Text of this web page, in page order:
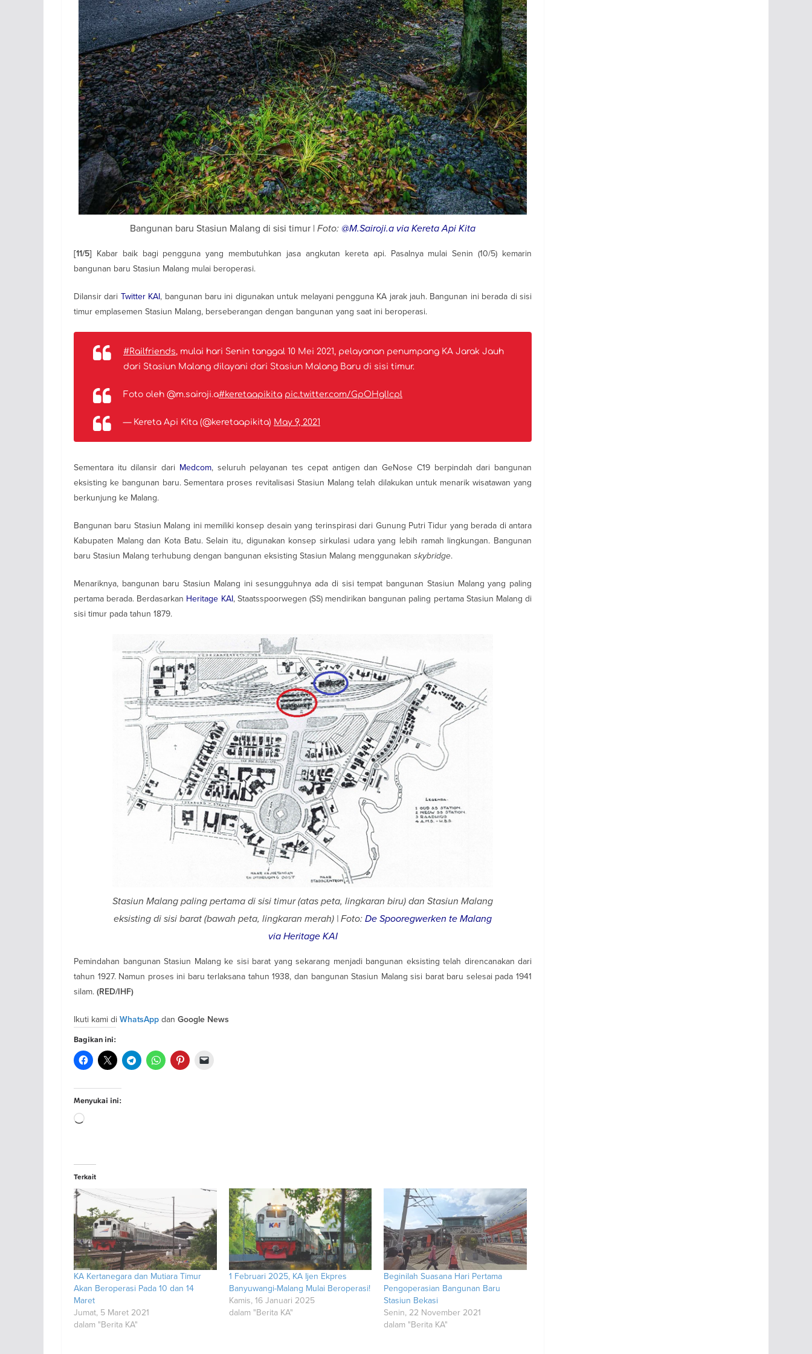
Bangunan baru Stasiun Malang di sisi timur | Foto: @M.Sairoji.a via Kereta Api Kita
[11/5] Kabar baik bagi pengguna yang membutuhkan jasa angkutan kereta api. Pasalnya mulai Senin (10/5) kemarin
bangunan baru Stasiun Malang mulai beroperasi.
Dilansir dari Twitter KAI, bangunan baru ini digunakan untuk melayani pengguna KA jarak jauh. Bangunan ini berada di sisi
timur emplasemen Stasiun Malang, berseberangan dengan bangunan yang saat ini beroperasi.
#Railfriends, mulai hari Senin tanggal 10 Mei 2021, pelayanan penumpang KA Jarak Jauh
dari Stasiun Malang dilayani dari Stasiun Malang Baru di sisi timur.
Foto oleh @m.sairoji.a#keretaapikita pic.twitter.com/GpOHglIcpl
— Kereta Api Kita (@keretaapikita) May 9, 2021
Sementara itu dilansir dari Medcom, seluruh pelayanan tes cepat antigen dan GeNose C19 berpindah dari bangunan
eksisting ke bangunan baru. Sementara proses revitalisasi Stasiun Malang telah dilakukan untuk menarik wisatawan yang
berkunjung ke Malang.
Bangunan baru Stasiun Malang ini memiliki konsep desain yang terinspirasi dari Gunung Putri Tidur yang berada di antara
Kabupaten Malang dan Kota Batu. Selain itu, digunakan konsep sirkulasi udara yang lebih ramah lingkungan. Bangunan
baru Stasiun Malang terhubung dengan bangunan eksisting Stasiun Malang menggunakan skybridge.
Menariknya, bangunan baru Stasiun Malang ini sesungguhnya ada di sisi tempat bangunan Stasiun Malang yang paling
pertama berada. Berdasarkan Heritage KAI, Staatsspoorwegen (SS) mendirikan bangunan paling pertama Stasiun Malang di
sisi timur pada tahun 1879.
Stasiun Malang paling pertama di sisi timur (atas peta, lingkaran biru) dan Stasiun Malang
eksisting di sisi barat (bawah peta, lingkaran merah) | Foto:De Spooregwerken te Malang
via Heritage KAI
Pemindahan bangunan Stasiun Malang ke sisi barat yang sekarang menjadi bangunan eksisting telah direncanakan dari
tahun 1927. Namun proses ini baru terlaksana tahun 1938, dan bangunan Stasiun Malang sisi barat baru selesai pada 1941
silam. (RED/IHF)
Ikuti kami di WhatsApp dan Google News
Bagikan ini:
Menyukai ini:
Memuat...
Terkait
KA Kertanegara dan Mutiara Timur
Akan Beroperasi Pada 10 dan 14
Maret
Jumat, 5 Maret 2021
dalam "Berita KA"
1 Februari 2025, KA Ijen Ekpres
Banyuwangi-Malang Mulai Beroperasi!
Kamis, 16 Januari 2025
dalam "Berita KA"
Beginilah Suasana Hari Pertama
Pengoperasian Bangunan Baru
Stasiun Bekasi
Senin, 22 November 2021
dalam "Berita KA"